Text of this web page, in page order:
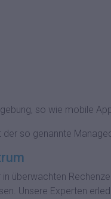
so wie mobile
so genannte
überwachten
Unsere Experten